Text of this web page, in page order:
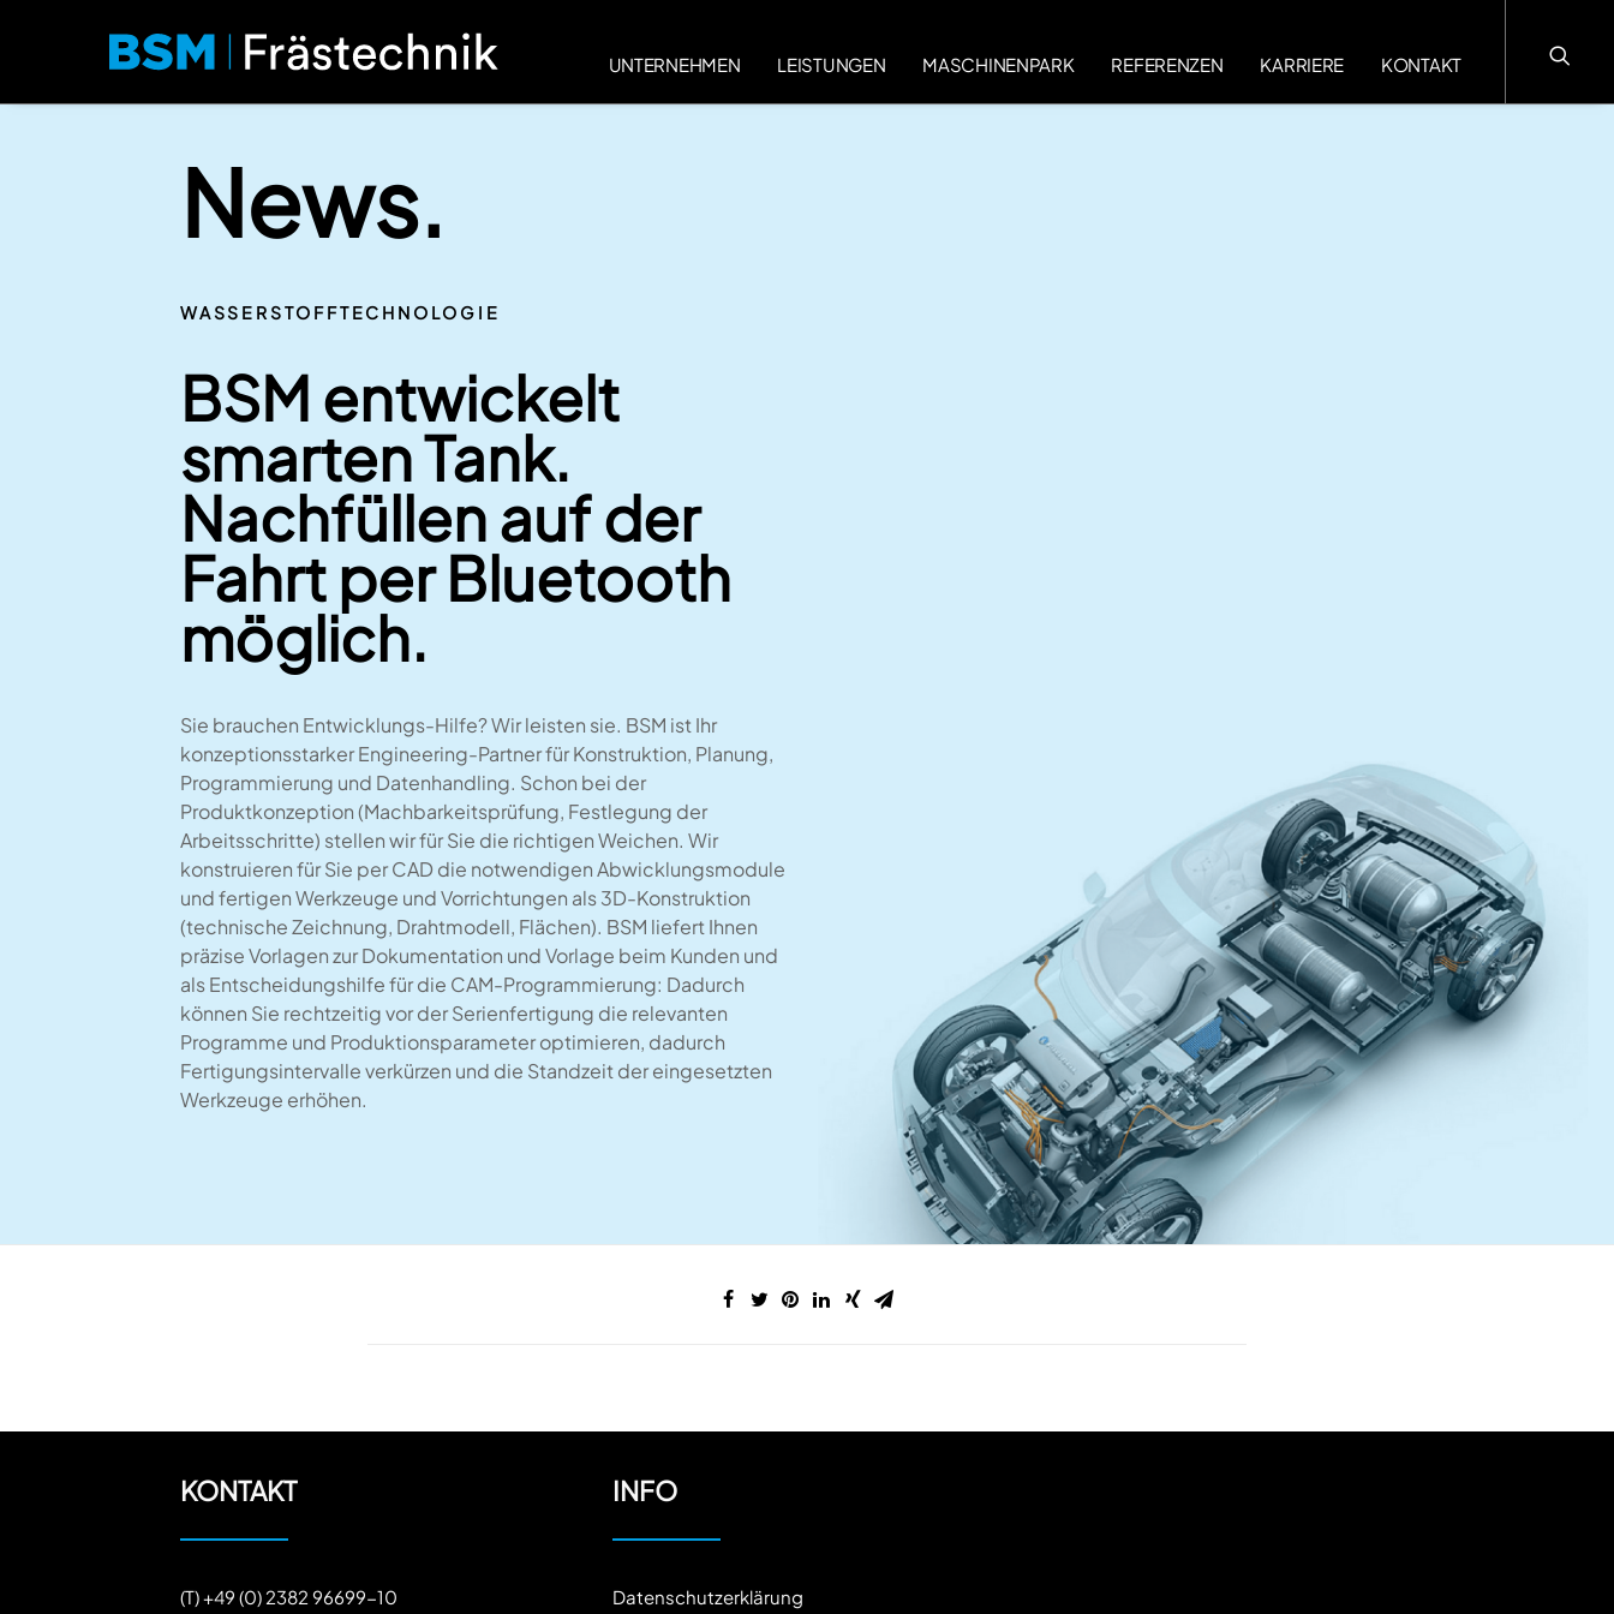
UNTERNEHMEN LEISTUNGEN MASCHINENPARK REFERENZEN KARRIERE KONTAKT
News.
WASSERSTOFFTECHNOLOGIE
BSM entwickelt
smarten Tank.
Nachfüllen auf der
Fahrt per Bluetooth
möglich.
Sie brauchen Entwicklungs-Hilfe? Wir leisten sie. BSM ist Ihr
konzeptionsstarker Engineering-Partner für Konstruktion, Planung,
Programmierung und Datenhandling. Schon bei der
Produktkonzeption (Machbarkeitsprüfung, Festlegung der
Arbeitsschritte) stellen wir für Sie die richtigen Weichen. Wir
konstruieren für Sie per CAD die notwendigen Abwicklungsmodule
und fertigen Werkzeuge und Vorrichtungen als 3D-Konstruktion
(technische Zeichnung, Drahtmodell, Flächen). BSM liefert Ihnen
präzise Vorlagen zur Dokumentation und Vorlage beim Kunden und
als Entscheidungshilfe für die CAM-Programmierung: Dadurch
können Sie rechtzeitig vor der Serienfertigung die relevanten
Programme und Produktionsparameter optimieren, dadurch
Fertigungsintervalle verkürzen und die Standzeit der eingesetzten
Werkzeuge erhöhen.
KONTAKT
(T) +49 (0) 2382 96699-10
INFO
Datenschutzerklärung